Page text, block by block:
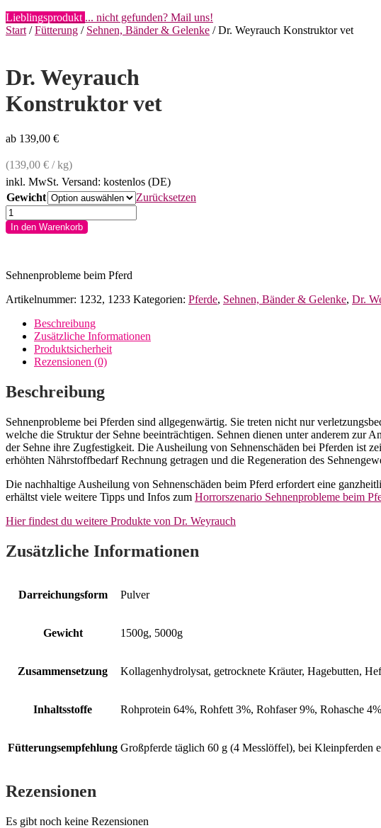
Lieblingsprodukt ... nicht gefunden? Mail uns!
Start /Fütterung / Sehnen, Bänder & Gelenke / Dr. Weyrauch Konstruktor vet
Dr. Weyrauch
Konstruktor vet
ab 139,00 €
(139,00 € /kg)
inkl. MwSt. Versand: kostenlos (DE)
Gewicht
Zurücksetzen
Dr.
Weyrauch
Konstruktor
In den Warenkorb
Sehnenprobleme beim Pferd
Artikelnummer: 1232, 1233 Kategorien: Pferde, Sehnen, Bänder & Gelenke, Dr.
Beschreibung
Zusätzliche Informationen
Produktsicherheit
Rezensionen (0)
Beschreibung
Sehnenprobleme bei Pferden sind allgegenwärtig. Sie treten nicht nur
welche die Struktur der Sehne beeinträchtigen. Sehnen dienen unter anderem zur
der Sehne ihre Zugfestigkeit. Die Ausheilung von Sehnenschäden bei Pferden ist
erhöhten Nährstoffbedarf Rechnung getragen und die Regeneration des
Die nachhaltige Ausheilung von Sehnenschäden beim Pferd erfordert eine
erhältst viele weitere Tipps und Infos zum Horrorszenario Sehnenprobleme beim
Hier findest du weitere Produkte von Dr. Weyrauch
Zusätzliche Informationen
Darreichungsform Pulver
Gewicht 1500g, 5000g
Zusammensetzung Kollagenhydrolysat, getrocknete Kräuter, Hagebutten,
Inhaltsstoffe Rohprotein 64%, Rohfett 3%, Rohfaser 9%, Rohasche
Fütterungsempfehlung Großpferde täglich 60 g (4 Messlöffel), bei Kleinpferden
Rezensionen
Es gibt noch keine Rezensionen